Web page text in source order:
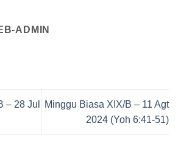
ADMIN
– 28 Jul
Minggu Biasa XIX/B – 11 Agt
2024 (Yoh 6:41-51)